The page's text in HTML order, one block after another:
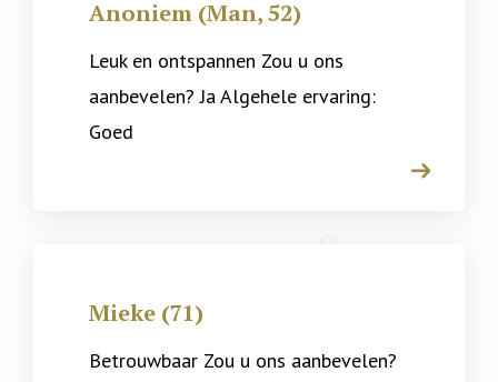
Anoniem (Man, 52)
Leuk en ontspannen Zou u ons
aanbevelen? Ja Algehele ervaring:
Goed
arrow
Mieke (71)
Betrouwbaar Zou u ons aanbevelen?